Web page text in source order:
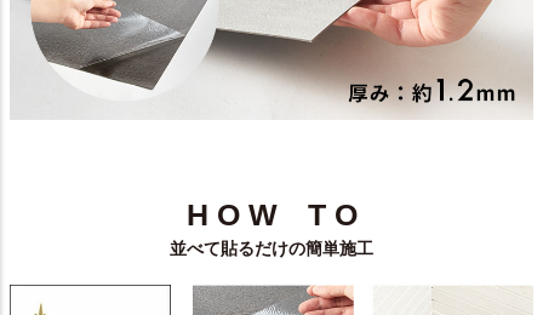
H O W T O
並べて貼るだけの簡単施工